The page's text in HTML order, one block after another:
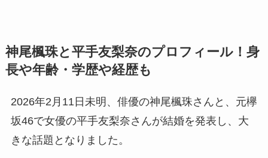
神尾楓珠と平手友梨奈のプロフィール！身
長や年齢・学歴や経歴も
2026年2月11日未明、俳優の神尾楓珠さんと、元欅
坂46で女優の平手友梨奈さんが結婚を発表し、大
きな話題となりました。